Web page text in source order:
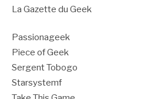
La Gazette du Geek
Passionageek
Piece of Geek
Sergent Tobogo
Starsystemf